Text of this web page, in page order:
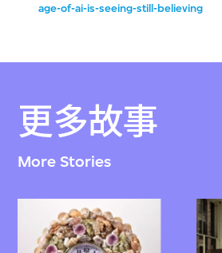
age-of-ai-is-seeing-still-believing
更多故事
More Stories